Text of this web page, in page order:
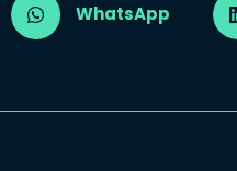
WhatsApp